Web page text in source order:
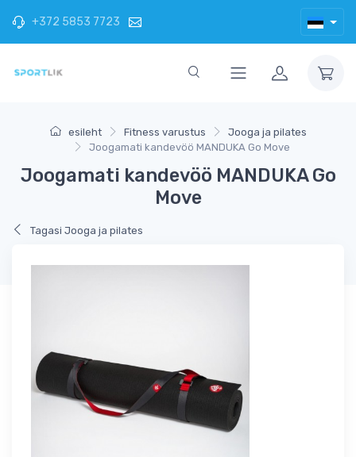
+372 5853 7723
esileht Fitness varustus
Jooga ja pilates
Joogamati kandevöö MANDUKA Go Move
Joogamati kandevöö MANDUKA Go
Move
Tagasi Jooga ja pilates